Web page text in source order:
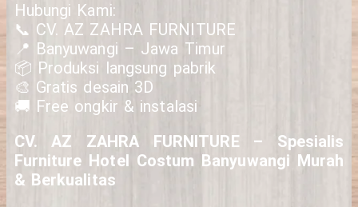
Hubungi Kami:
📞 CV. AZ ZAHRA FURNITURE
📍 Banyuwangi – Jawa Timur
📦 Produksi langsung pabrik
🎨 Gratis desain 3D
🚚 Free ongkir & instalasi
CV. AZ ZAHRA FURNITURE – Spesialis
Furniture Hotel Costum Banyuwangi Murah
& Berkualitas